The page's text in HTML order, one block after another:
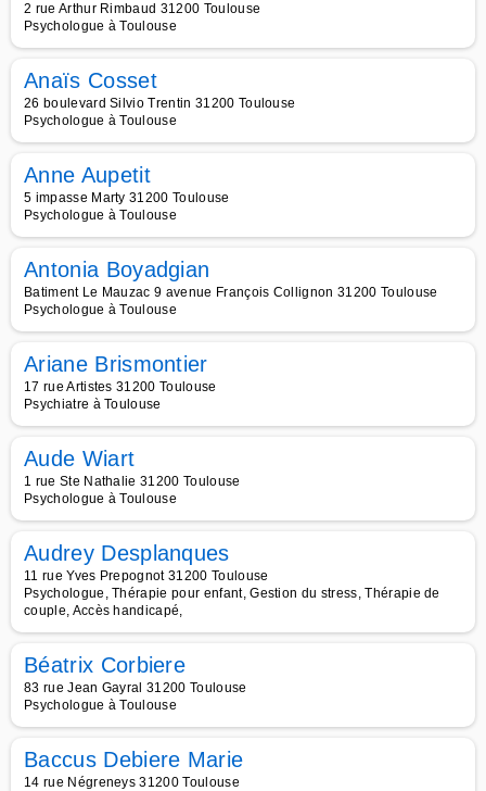
2 rue Arthur Rimbaud 31200 Toulouse
Psychologue à Toulouse
Anaïs Cosset
26 boulevard Silvio Trentin 31200 Toulouse
Psychologue à Toulouse
Anne Aupetit
5 impasse Marty 31200 Toulouse
Psychologue à Toulouse
Antonia Boyadgian
Batiment Le Mauzac 9 avenue François Collignon 31200 Toulouse
Psychologue à Toulouse
Ariane Brismontier
17 rue Artistes 31200 Toulouse
Psychiatre à Toulouse
Aude Wiart
1 rue Ste Nathalie 31200 Toulouse
Psychologue à Toulouse
Audrey Desplanques
11 rue Yves Prepognot 31200 Toulouse
Psychologue, Thérapie pour enfant, Gestion du stress, Thérapie de
couple, Accès handicapé,
Béatrix Corbiere
83 rue Jean Gayral 31200 Toulouse
Psychologue à Toulouse
Baccus Debiere Marie
14 rue Négreneys 31200 Toulouse